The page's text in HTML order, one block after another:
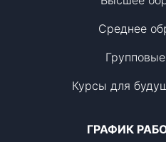
Среднее
Курсы для
ГРАФИК